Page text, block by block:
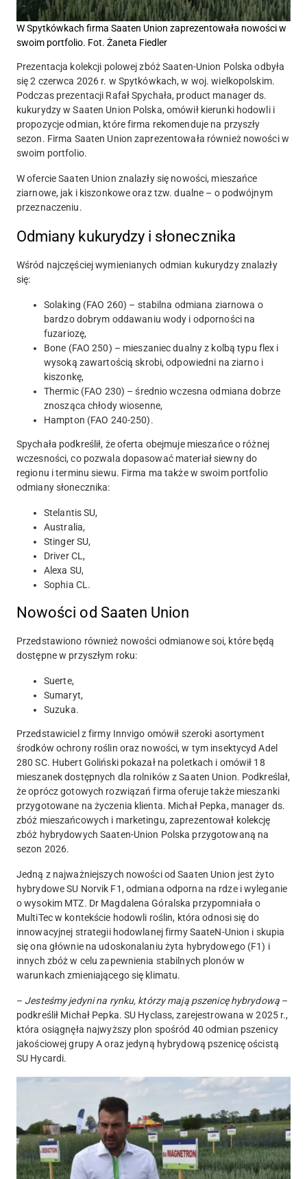
W Spytkówkach firma Saaten Union zaprezentowała nowości w
swoim portfolio. Fot. Żaneta Fiedler
Prezentacja kolekcji polowej zbóż Saaten-Union Polska odbyła
się 2 czerwca 2026 r. w Spytkówkach, w woj. wielkopolskim.
Podczas prezentacji Rafał Spychała, product manager ds.
kukurydzy w Saaten Union Polska, omówił kierunki hodowli i
propozycje odmian, które firma rekomenduje na przyszły
sezon. Firma Saaten Union zaprezentowała również nowości w
swoim portfolio.
W ofercie Saaten Union znalazły się nowości, mieszańce
ziarnowe, jak i kiszonkowe oraz tzw. dualne – o podwójnym
przeznaczeniu.
Odmiany kukurydzy i słonecznika
Wśród najczęściej wymienianych odmian kukurydzy znalazły
się:
Solaking (FAO 260) – stabilna odmiana ziarnowa o
bardzo dobrym oddawaniu wody i odporności na
fuzariozę,
Bone (FAO 250) – mieszaniec dualny z kolbą typu flex i
wysoką zawartością skrobi, odpowiedni na ziarno i
kiszonkę,
Thermic (FAO 230) – średnio wczesna odmiana dobrze
znosząca chłody wiosenne,
Hampton (FAO 240-250).
Spychała podkreślił, że oferta obejmuje mieszańce o różnej
wczesności, co pozwala dopasować materiał siewny do
regionu i terminu siewu. Firma ma także w swoim portfolio
odmiany słonecznika:
Stelantis SU,
Australia,
Stinger SU,
Driver CL,
Alexa SU,
Sophia CL.
Nowości od Saaten Union
Przedstawiono również nowości odmianowe soi, które będą
dostępne w przyszłym roku:
Suerte,
Sumaryt,
Suzuka.
Przedstawiciel z firmy Innvigo omówił szeroki asortyment
środków ochrony roślin oraz nowości, w tym insektycyd Adel
280 SC. Hubert Goliński pokazał na poletkach i omówił 18
mieszanek dostępnych dla rolników z Saaten Union. Podkreślał,
że oprócz gotowych rozwiązań firma oferuje także mieszanki
przygotowane na życzenia klienta. Michał Pepka, manager ds.
zbóż mieszańcowych i marketingu, zaprezentował kolekcję
zbóż hybrydowych Saaten-Union Polska przygotowaną na
sezon 2026.
Jedną z najważniejszych nowości od Saaten Union jest żyto
hybrydowe SU Norvik F1, odmiana odporna na rdze i wyleganie
o wysokim MTZ. Dr Magdalena Góralska przypomniała o
MultiTec w kontekście hodowli roślin, która odnosi się do
innowacyjnej strategii hodowlanej firmy SaateN-Union i skupia
się ona głównie na udoskonalaniu żyta hybrydowego (F1) i
innych zbóż w celu zapewnienia stabilnych plonów w
warunkach zmieniającego się klimatu.
– Jesteśmy jedyni na rynku, którzy mają pszenicę hybrydową–
podkreślił Michał Pepka. SU Hyclass, zarejestrowana w 2025 r.,
która osiągnęła najwyższy plon spośród 40 odmian pszenicy
jakościowej grupy A oraz jedyną hybrydową pszenicę ościstą
SU Hycardi.